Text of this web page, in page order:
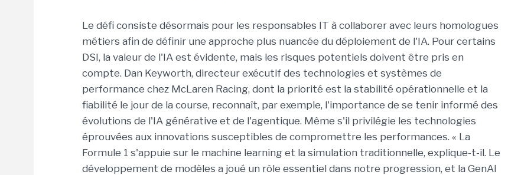
Le défi consiste désormais pour les responsables IT à collaborer avec leurs homologues
métiers afin de définir une approche plus nuancée du déploiement de l'IA. Pour certains
DSI, la valeur de l'IA est évidente, mais les risques potentiels doivent être pris en
compte. Dan Keyworth, directeur exécutif des technologies et systèmes de
performance chez McLaren Racing, dont la priorité est la stabilité opérationnelle et la
fiabilité le jour de la course, reconnaît, par exemple, l'importance de se tenir informé des
évolutions de l'IA générative et de l'agentique. Même s'il privilégie les technologies
éprouvées aux innovations susceptibles de compromettre les performances. « La
Formule 1 s'appuie sur le machine learning et la simulation traditionnelle, explique-t-il. Le
développement de modèles a joué un rôle essentiel dans notre progression, et la GenAI